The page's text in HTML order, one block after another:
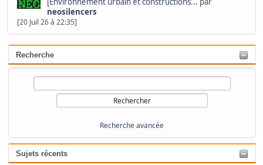
Recherche
Recherche avancée
Sujets récents
neosilencers
[20 Juil 26 à 22:35]